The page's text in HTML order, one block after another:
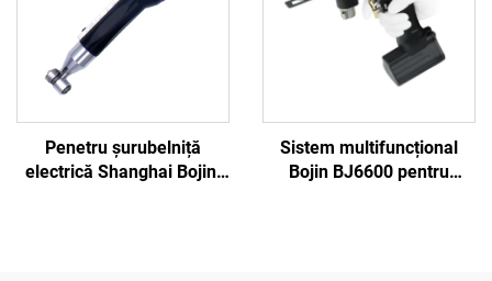
Penetru șurubelniță
electrică Shanghai Bojin,
Sistem multifuncțional
Bojin BJ6600 pentru